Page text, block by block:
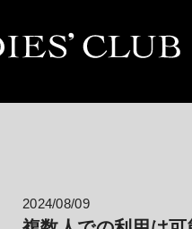
2024/08/09